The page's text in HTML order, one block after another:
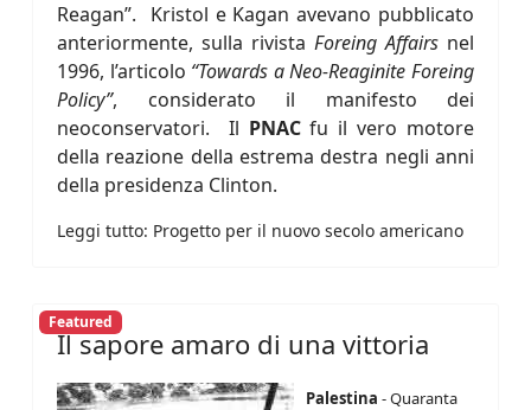
Reagan”. Kristol e Kagan avevano pubblicato
anteriormente, sulla rivista Foreing Affairs nel
1996, l’articolo “Towards a Neo-Reaginite Foreing
Policy”, considerato il manifesto dei
neoconservatori. Il PNACfu il vero motore
della reazione della estrema destra negli anni
della presidenza Clinton.
Leggi tutto: Progetto per il nuovo secolo americano
Featured
Il sapore amaro di una vittoria
Palestina - Quaranta